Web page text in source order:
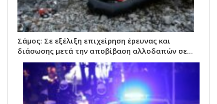
Σάμος: Σε εξέλιξη επιχείρηση έρευνας και
διάσωσης μετά την αποβίβαση αλλοδαπών σε…